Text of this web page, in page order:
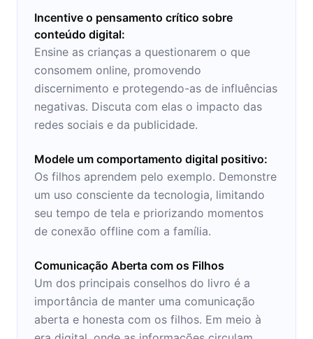
Incentive o pensamento crítico sobre
conteúdo digital:
Ensine as crianças a questionarem o que
consomem online, promovendo
discernimento e protegendo-as de influências
negativas. Discuta com elas o impacto das
redes sociais e da publicidade.
Modele um comportamento digital positivo:
Os filhos aprendem pelo exemplo. Demonstre
um uso consciente da tecnologia, limitando
seu tempo de tela e priorizando momentos
de conexão offline com a família.
Comunicação Aberta com os Filhos
Um dos principais conselhos do livro é a
importância de manter uma comunicação
aberta e honesta com os filhos. Em meio à